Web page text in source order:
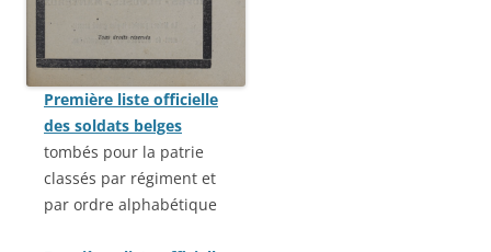
Première liste officielle
des soldats belges
tombés pour la patrie
classés par régiment et
par ordre alphabétique